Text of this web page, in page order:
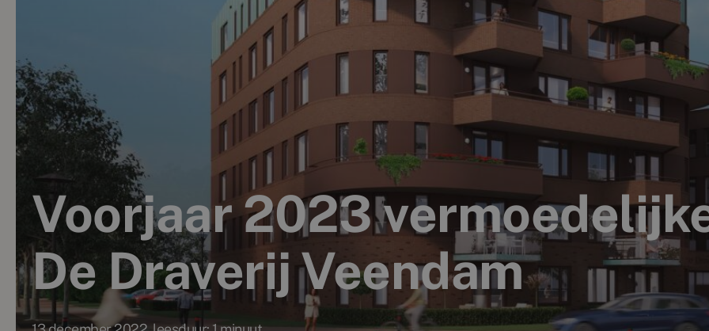
Voorjaar 2023
De Draverij Veendam